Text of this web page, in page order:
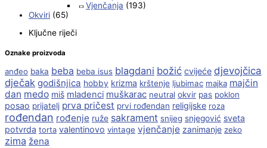
Vjenčanja (193)
Okviri (65)
Ključne riječi
Oznake proizvoda
anđeo baka beba beba isus blagdani božić cvijeće djevojčica
dječak godišnjica hobby krizma krštenje ljubimac majka majčin
dan medo miš mladenci muškarac neutral okvir pas poklon
posao prijatelj prva pričest prvi rođendan religijske roza
rođendan rođenje ruže sakrament snijeg snjegović sveta
potvrda torta valentinovo vintage vjenčanje zanimanje zeko
zima žena